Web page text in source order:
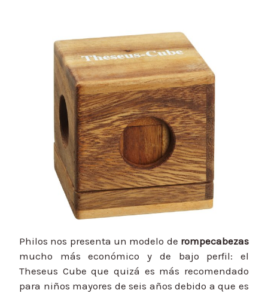
Philos nos presenta un modelo de rompecabezas
mucho más económico y de bajo perfil: el
Theseus Cube que quizá es más recomendado
para niños mayores de seis años debido a que es